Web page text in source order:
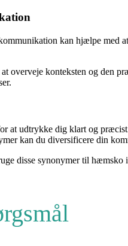
kan hjælpe med
overveje konteksten og den
at udtrykke dig klart og
kan du diversificere din
disse synonymer til hæmsko